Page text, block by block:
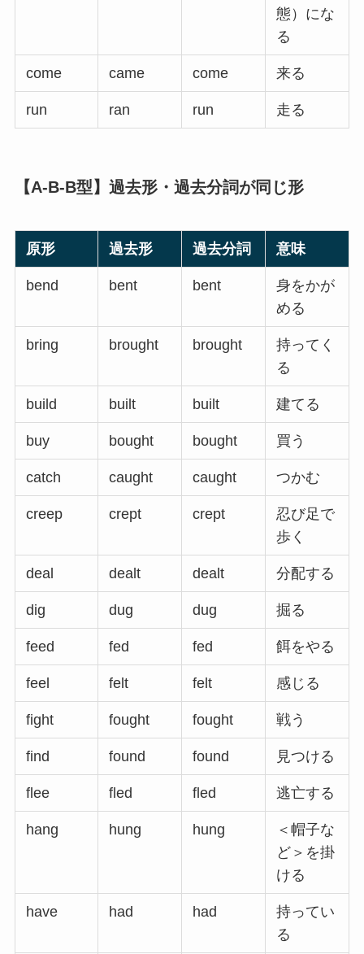
態）にな
る
come came come 来る
run ran run 走る
【A-B-B型】過去形・過去分詞が同じ形
原形 過去形 過去分詞 意味
bend bent bent
身をかが
める
bring brought brought
持ってく
る
build built built 建てる
buy bought bought 買う
catch caught caught つかむ
creep crept crept
忍び足で
歩く
deal dealt dealt 分配する
dig dug dug 掘る
feed fed fed 餌をやる
feel felt felt 感じる
fight fought fought 戦う
find found found 見つける
flee fled fled 逃亡する
hang hung hung
＜帽子な
ど＞を掛
ける
have had had
持ってい
る